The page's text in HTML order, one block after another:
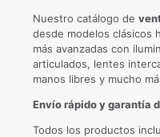
Nuestro catálogo de
desde modelos clásicos
más avanzadas con
articulados, lentes
manos libres y mucho
Envío rápido y garantía
Todos los productos